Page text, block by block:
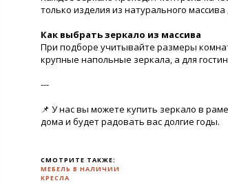
только изделия из натурального
Как выбрать зеркало из массива
При подборе учитывайте размеры
крупные напольные зеркала, а для
---
📌 У нас вы можете купить зеркало в
дома и будет радовать вас долгие годы.
СМОТРИТЕ ТАКЖЕ:
МЕБЕЛЬ В НАЛИЧИИ
КРЕСЛА